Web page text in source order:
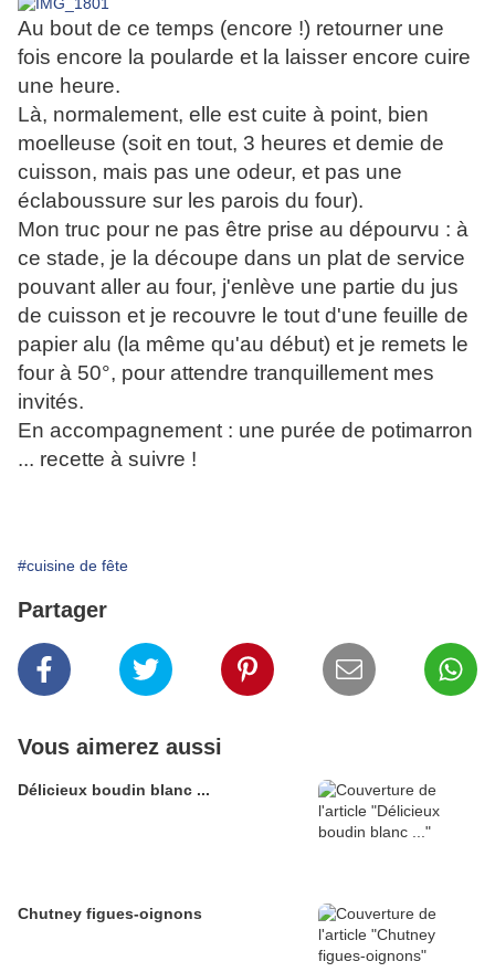
Au bout de ce temps (encore !) retourner une
fois encore la poularde et la laisser encore cuire
une heure.
Là, normalement, elle est cuite à point, bien
moelleuse (soit en tout, 3 heures et demie de
cuisson, mais pas une odeur, et pas une
éclaboussure sur les parois du four).
Mon truc pour ne pas être prise au dépourvu : à
ce stade, je la découpe dans un plat de service
pouvant aller au four, j'enlève une partie du jus
de cuisson et je recouvre le tout d'une feuille de
papier alu (la même qu'au début) et je remets le
four à 50°, pour attendre tranquillement mes
invités.
En accompagnement : une purée de potimarron
... recette à suivre !
#cuisine de fête
Partager
Vous aimerez aussi
Délicieux boudin blanc ...
Chutney figues-oignons